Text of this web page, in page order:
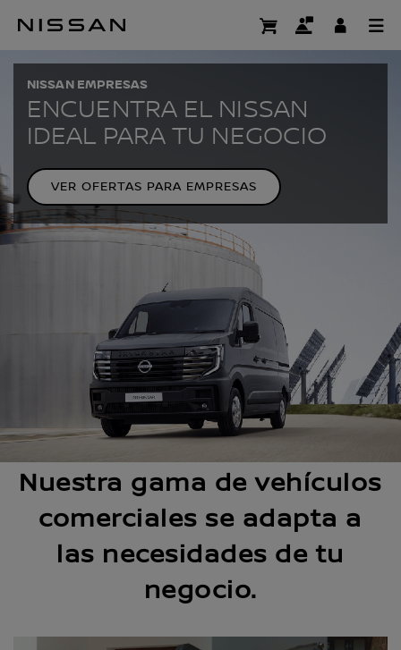
EMPRESAS
ENCUENTRA EL NISSAN
IDEAL PARA TU NEGOCIO
NISSAN EMPRESAS
VER OFERTAS PARA EMPRESAS
Nuestra gama de vehículos
comerciales se adapta a
las necesidades de tu
negocio.